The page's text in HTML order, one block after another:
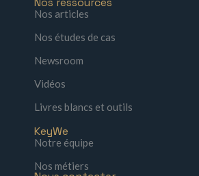
Nos articles
Nos études de cas
Newsroom
Vidéos
Livres blancs et outils
KeyWe
Notre équipe
Nos métiers